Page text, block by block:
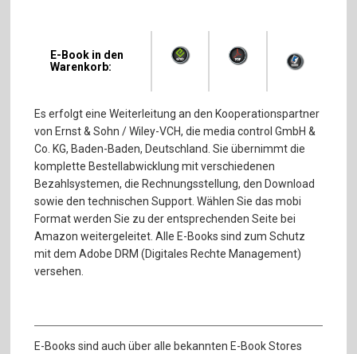
E-Book in den
Warenkorb:
Es erfolgt eine Weiterleitung an den Kooperationspartner
von Ernst & Sohn / Wiley-VCH, die media control GmbH &
Co. KG, Baden-Baden, Deutschland. Sie übernimmt die
komplette Bestellabwicklung mit verschiedenen
Bezahlsystemen, die Rechnungsstellung, den Download
sowie den technischen Support. Wählen Sie das mobi
Format werden Sie zu der entsprechenden Seite bei
Amazon weitergeleitet. Alle E-Books sind zum Schutz
mit dem Adobe DRM (Digitales Rechte Management)
versehen.
E-Books sind auch über alle bekannten E-Book Stores